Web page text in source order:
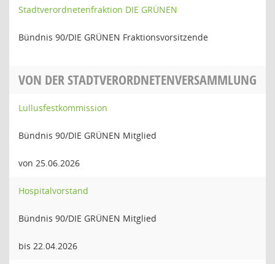
Stadtverordnetenfraktion DIE GRÜNEN
Bündnis 90/DIE GRÜNEN Fraktionsvorsitzende
VON DER STADTVERORDNETENVERSAMMLUNG
Lullusfestkommission
Bündnis 90/DIE GRÜNEN Mitglied
von 25.06.2026
Hospitalvorstand
Bündnis 90/DIE GRÜNEN Mitglied
bis 22.04.2026